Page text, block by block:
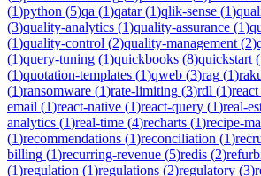
(1)python (5)qa (1)qatar(1)qlik-sense (1)
(3)quality-analytics (1)quality-assurance (1)
(1)quality-control (2)quality-management (2)
(1)query-tuning (1)quickbooks (8)quickstart (
(1)quotation-templates (1)qweb (3)rag (1)
(1)ransomware (1)rate-limiting (3)rdl (1)react
email (1)react-native (1)react-query (1)real-
analytics (1)real-time (4)recharts (1)recipe-
(1)recommendations (1)reconciliation (1)
billing (1)recurring-revenue (5)redis (2)
(1)regulation (1)regulations (2)regulatory (3)